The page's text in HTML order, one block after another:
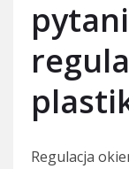
Regulacja